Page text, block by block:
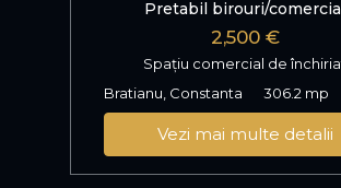
Pretabil birouri/
2,500 €
Spațiu comercial de
Bratianu, Constanta
306.2 mp
Vezi mai multe detalii